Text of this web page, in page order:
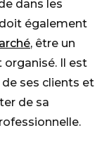
dans les
également
, être un
organisé. Il est
de ses clients et
de sa